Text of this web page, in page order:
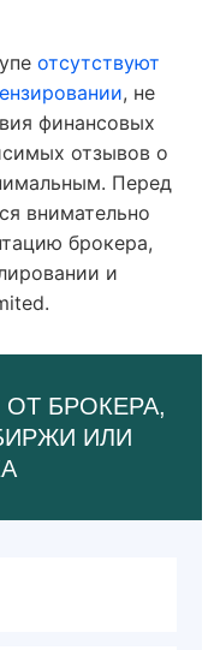
отсутствуют
, не
финансовых
отзывов о
Перед
внимательно
брокера,
и
ОТ БРОКЕРА,
ИЛИ